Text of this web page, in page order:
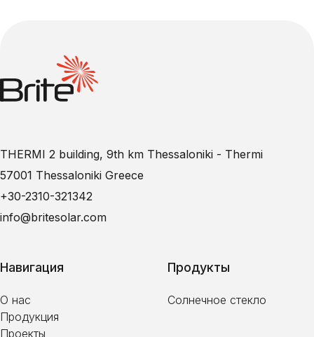
THERMI 2 building, 9th km Thessaloniki - Thermi
57001 Thessaloniki Greece
+30-2310-321342
info@britesolar.com
Навигация
О нас
Продукция
Проекты
Продукты
Солнечное стекло